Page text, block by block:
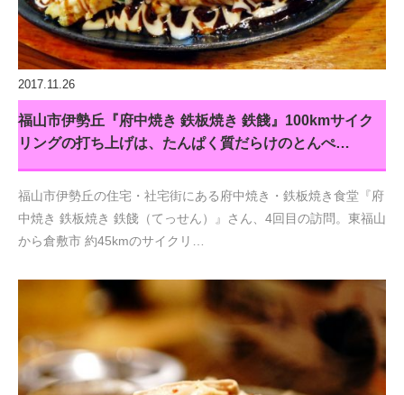
2017.11.26
福山市伊勢丘『府中焼き 鉄板焼き 鉄餞』100kmサイク
リングの打ち上げは、たんぱく質だらけのとんぺ…
福山市伊勢丘の住宅・社宅街にある府中焼き・鉄板焼き食堂『府
中焼き 鉄板焼き 鉄餞（てっせん）』さん、4回目の訪問。東福山
から倉敷市 約45kmのサイクリ…